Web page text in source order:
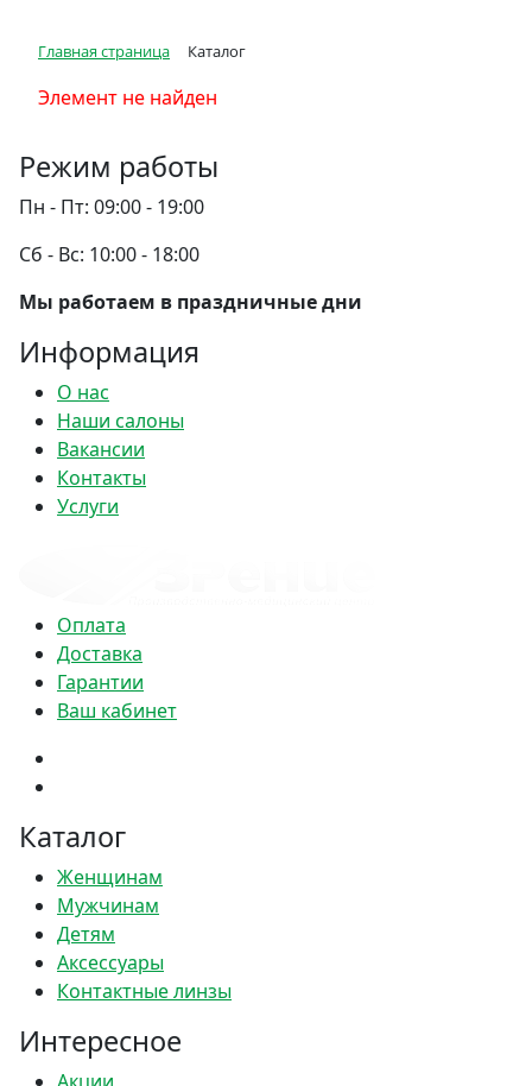
Главная страница Каталог
Элемент не найден
Режим работы
Пн - Пт: 09:00 - 19:00
Сб - Вс: 10:00 - 18:00
Мы работаем в праздничные дни
Информация
О нас
Наши салоны
Вакансии
Контакты
Услуги
Оплата
Доставка
Гарантии
Ваш кабинет
Каталог
Женщинам
Мужчинам
Детям
Аксессуары
Контактные линзы
Интересное